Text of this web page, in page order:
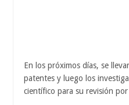
En los próximos días, se
patentes y luego los
científico para su revisión